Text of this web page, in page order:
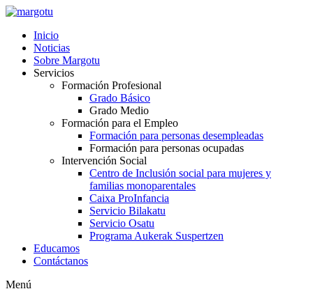
Ir
contenido
Inicio
Noticias
Sobre Margotu
Servicios
Formación Profesional
Grado Básico
Grado Medio
Formación para el Empleo
Formación para personas desempleadas
Formación para personas ocupadas
Intervención Social
Centro de Inclusión social para mujeres y
familias monoparentales
Caixa ProInfancia
Servicio Bilakatu
Servicio Osatu
Programa Aukerak Suspertzen
Educamos
Contáctanos
Menú